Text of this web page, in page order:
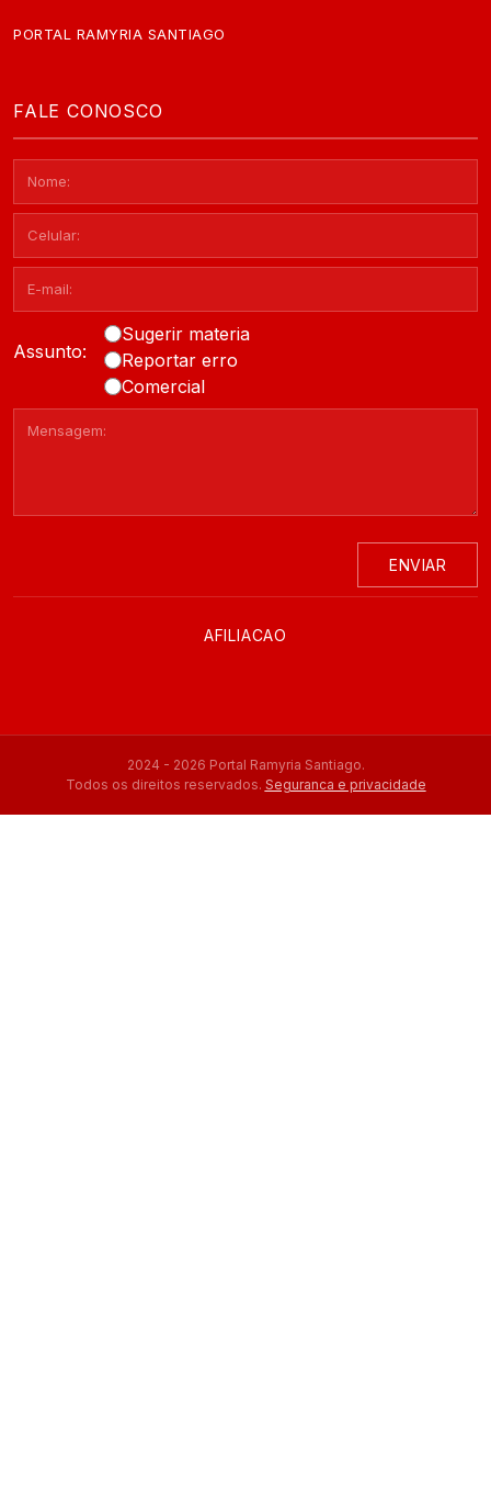
PORTAL RAMYRIA SANTIAGO
FALE CONOSCO
Assunto:
Sugerir materia
Reportar erro
Comercial
ENVIAR
AFILIACAO
2024 - 2026 Portal Ramyria Santiago.
Todos os direitos reservados. Seguranca e privacidade